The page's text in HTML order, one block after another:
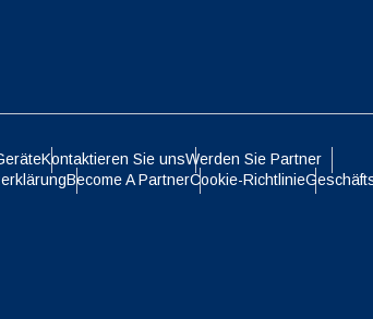
Kontaktieren Sie unsWerden Sie Partner
Become A PartnerCookie-Richtlinie
CAD - Kanadischer Dollar